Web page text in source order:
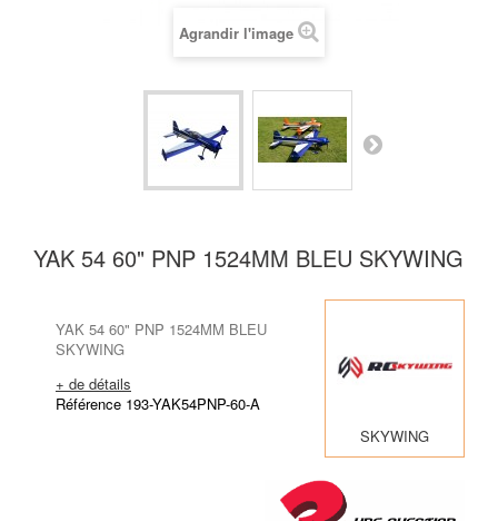
Agrandir l'image
YAK 54 60" PNP 1524MM BLEU SKYWING
YAK 54 60" PNP 1524MM BLEU
SKYWING
+ de détails
Référence 193-YAK54PNP-60-A
SKYWING